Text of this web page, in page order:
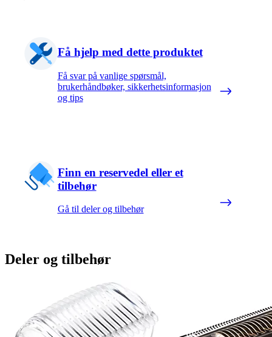
Få hjelp med dette produktet
Få svar på vanlige spørsmål,
brukerhåndbøker, sikkerhetsinformasjon
og tips
Finn en reservedel eller et
tilbehør
Gå til deler og tilbehør
Deler og tilbehør